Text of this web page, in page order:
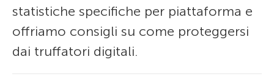
statistiche specifiche per piattaforma e
offriamo consigli su come proteggersi
dai truffatori digitali.